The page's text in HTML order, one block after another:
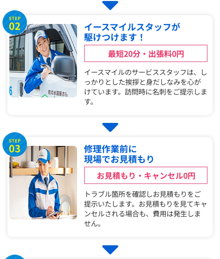
STEP
02
イースマイルスタッフが
駆けつけます！
最短20分・出張料0円
イースマイルのサービススタッフは、し
っかりとした挨拶と身だしなみを心が
けています。訪問時に名刺をご提示しま
す。
STEP
03
修理作業前に
現場でお見積もり
お見積もり・キャンセル0円
トラブル箇所を確認しお見積もりをご
提示いたします。お見積もりを見てキャ
ンセルされる場合も、費用は発生しま
せん。